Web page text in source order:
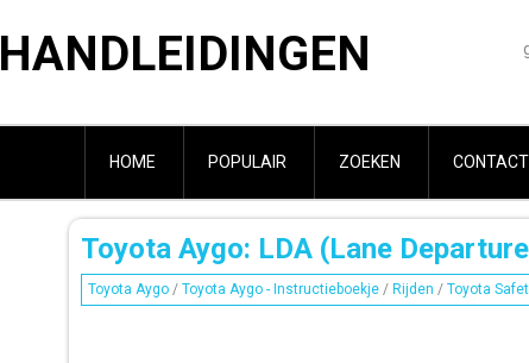
HANDLEIDINGEN
HOME POPULAIR ZOEKEN CONTACT
Toyota Aygo: LDA (Lane
Toyota Aygo / Toyota Aygo - Instructieboekje / Rijden / Toyota